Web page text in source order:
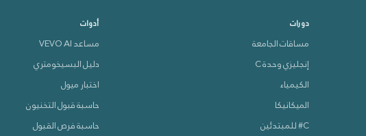
دورات
مساقات الجامعة
إنجليزي وحدة C
الكيمياء
الميكانيكا
C# للمبتدئين
أدوات
مساعد VEVO AI
دليل البسيخومتري
اختبار ميول
حاسبة قبول التخنيون
حاسبة فرص القبول